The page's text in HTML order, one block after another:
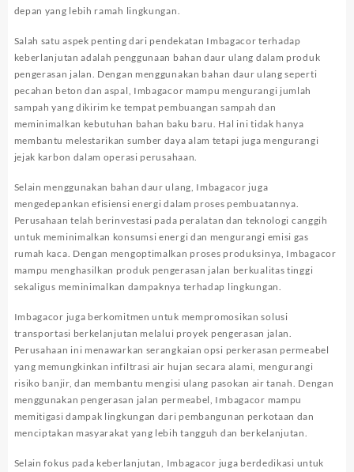
depan yang lebih ramah lingkungan.
Salah satu aspek penting dari pendekatan Imbagacor terhadap
keberlanjutan adalah penggunaan bahan daur ulang dalam produk
pengerasan jalan. Dengan menggunakan bahan daur ulang seperti
pecahan beton dan aspal, Imbagacor mampu mengurangi jumlah
sampah yang dikirim ke tempat pembuangan sampah dan
meminimalkan kebutuhan bahan baku baru. Hal ini tidak hanya
membantu melestarikan sumber daya alam tetapi juga mengurangi
jejak karbon dalam operasi perusahaan.
Selain menggunakan bahan daur ulang, Imbagacor juga
mengedepankan efisiensi energi dalam proses pembuatannya.
Perusahaan telah berinvestasi pada peralatan dan teknologi canggih
untuk meminimalkan konsumsi energi dan mengurangi emisi gas
rumah kaca. Dengan mengoptimalkan proses produksinya, Imbagacor
mampu menghasilkan produk pengerasan jalan berkualitas tinggi
sekaligus meminimalkan dampaknya terhadap lingkungan.
Imbagacor juga berkomitmen untuk mempromosikan solusi
transportasi berkelanjutan melalui proyek pengerasan jalan.
Perusahaan ini menawarkan serangkaian opsi perkerasan permeabel
yang memungkinkan infiltrasi air hujan secara alami, mengurangi
risiko banjir, dan membantu mengisi ulang pasokan air tanah. Dengan
menggunakan pengerasan jalan permeabel, Imbagacor mampu
memitigasi dampak lingkungan dari pembangunan perkotaan dan
menciptakan masyarakat yang lebih tangguh dan berkelanjutan.
Selain fokus pada keberlanjutan, Imbagacor juga berdedikasi untuk